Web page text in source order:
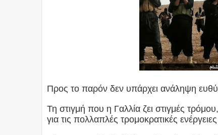
Προς το παρόν δεν υπάρχει ανάληψη
Τη στιγμή που η Γαλλία ζει στιγμές
για τις πολλαπλές τρομοκρατικές